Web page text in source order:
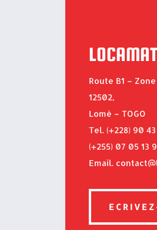
Route B1 –
12502,
Lomé – TOGO
Tel. (+228) 90
(+255) 07 05 13
Email.